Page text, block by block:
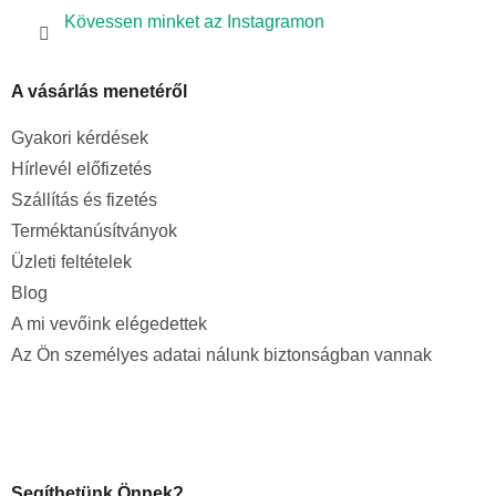
Kövessen minket az Instagramon
A vásárlás menetéről
Gyakori kérdések
Hírlevél előfizetés
Szállítás és fizetés
Terméktanúsítványok
Üzleti feltételek
Blog
A mi vevőink elégedettek
Az Ön személyes adatai nálunk biztonságban vannak